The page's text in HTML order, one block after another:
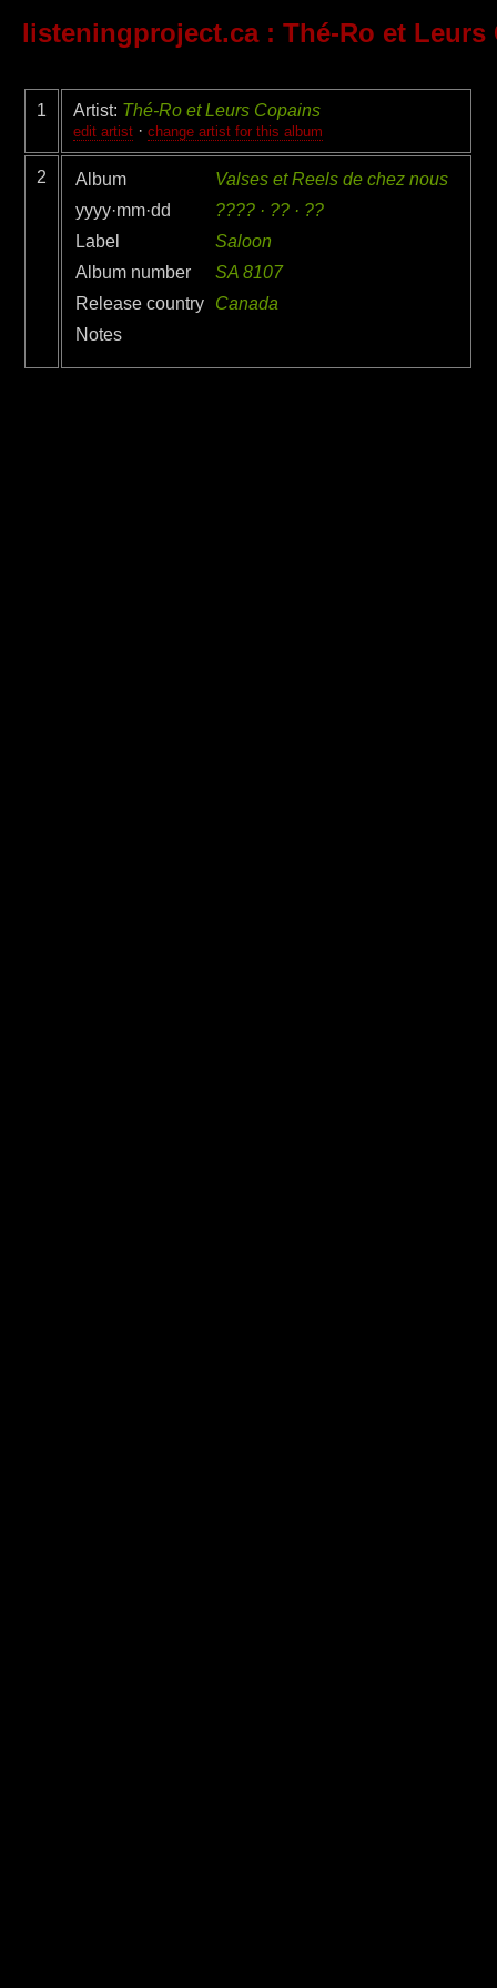
listeningproject.ca: Thé-Ro et Leurs
1 Artist: Thé-Ro et Leurs Copains
edit artist · change artist for this album
2 Album
Valses et Reels de chez nous
yyyy·mm·dd
???? · ?? · ??
Label
Saloon
Album number
SA 8107
Release country
Canada
Notes